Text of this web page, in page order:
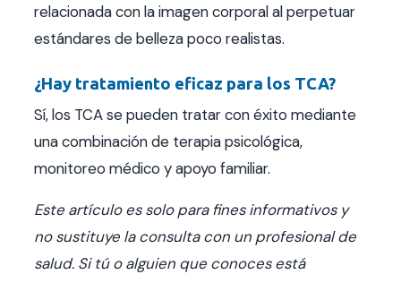
relacionada con la imagen corporal al perpetuar
estándares de belleza poco realistas.
¿Hay tratamiento eficaz para los TCA?
Sí, los TCA se pueden tratar con éxito mediante
una combinación de terapia psicológica,
monitoreo médico y apoyo familiar.
Este artículo es solo para fines informativos y
no sustituye la consulta con un profesional de
salud. Si tú o alguien que conoces está